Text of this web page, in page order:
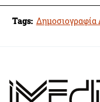
Tags: